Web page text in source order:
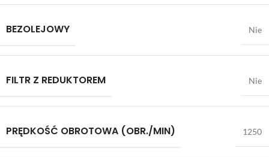
BEZOLEJOWY Nie
FILTR Z REDUKTOREM Nie
PRĘDKOŚĆ OBROTOWA (OBR./MIN) 1250